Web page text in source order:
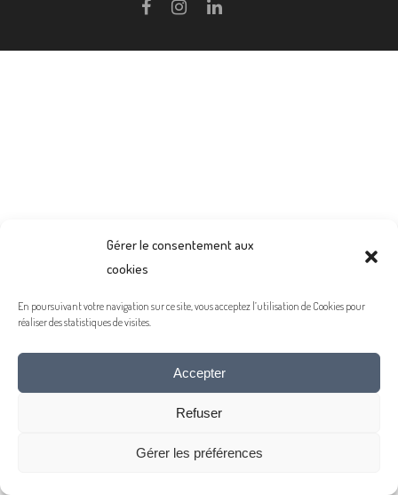
Gérer le consentement aux
cookies
En poursuivant votre navigation sur ce site, vous acceptez l’utilisation de Cookies pour
réaliser des statistiques de visites.
Accepter
Refuser
Gérer les préférences